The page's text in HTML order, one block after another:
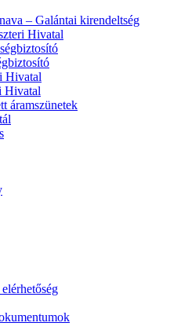
– Galántai kirendeltség
Hivatal
Hivatal
Hivatal
áramszünetek